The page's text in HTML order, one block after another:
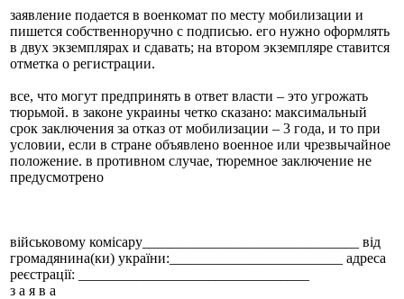
заявление подается в военкомат по месту мобилизации и
пишется собственноручно с подписью. его нужно оформлять
в двух экземплярах и сдавать; на втором экземпляре ставится
отметка о регистрации.
все, что могут предпринять в ответ власти – это угрожать
тюрьмой. в законе украины четко сказано: максимальный
срок заключения за отказ от мобилизации – 3 года, и то при
условии, если в стране объявлено военное или чрезвычайное
положение. в противном случае, тюремное заключение не
предусмотрено
військовому комісару______________________________ від
громадянина(ки) україни:________________________ адреса
реєстрації: ________________________________
з а я в а